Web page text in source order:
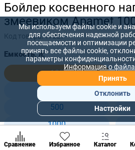
Бойлер косвенного
змеевиком Apamet
Код товара:17227
Емкость, л:
100
500
1000
2000
Сравнение Избранное Каталог
Мы используем файлы cookie и
для обеспечения надежной
посещаемости и оптимизации
принять все файлы cookie,
параметры
Информация о
Принять
Отклонить
Настройки